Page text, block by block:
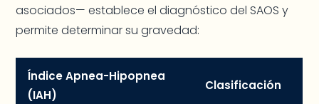
asociados— establece el diagnóstico del SAOS y
permite determinar su gravedad:
Índice Apnea-Hipopnea
(IAH)
Clasificación